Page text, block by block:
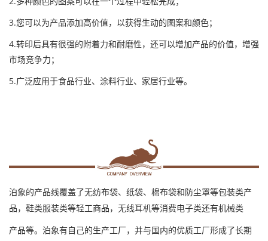
3.您可以为产品添加高价值，以获得生动的图案和颜色；
4.转印后具有很强的附着力和耐磨性，还可以增加产品的价值，增强
市场竞争力；
5.广泛应用于食品行业、涂料行业、家居行业等。
泊象的产品线覆盖了无纺布袋、纸袋、棉布袋和防尘罩等包装类产
品，鞋类服装类等轻工商品，无线耳机等消费电子类还有机械类
产品等。泊象有自己的生产工厂，并与国内的优质工厂形成了长期